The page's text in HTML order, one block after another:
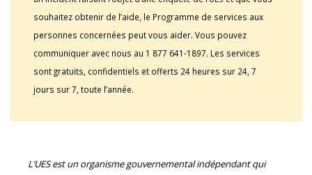
souhaitez obtenir de l’aide, le Programme de services aux
personnes concernées peut vous aider. Vous pouvez
communiquer avec nous au 1 877 641-1897. Les services
sont gratuits, confidentiels et offerts 24 heures sur 24, 7
jours sur 7, toute l’année.
L’UES est un organisme gouvernemental indépendant qui